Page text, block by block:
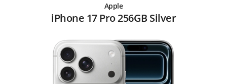
Apple
iPhone 17 Pro 256GB Silver